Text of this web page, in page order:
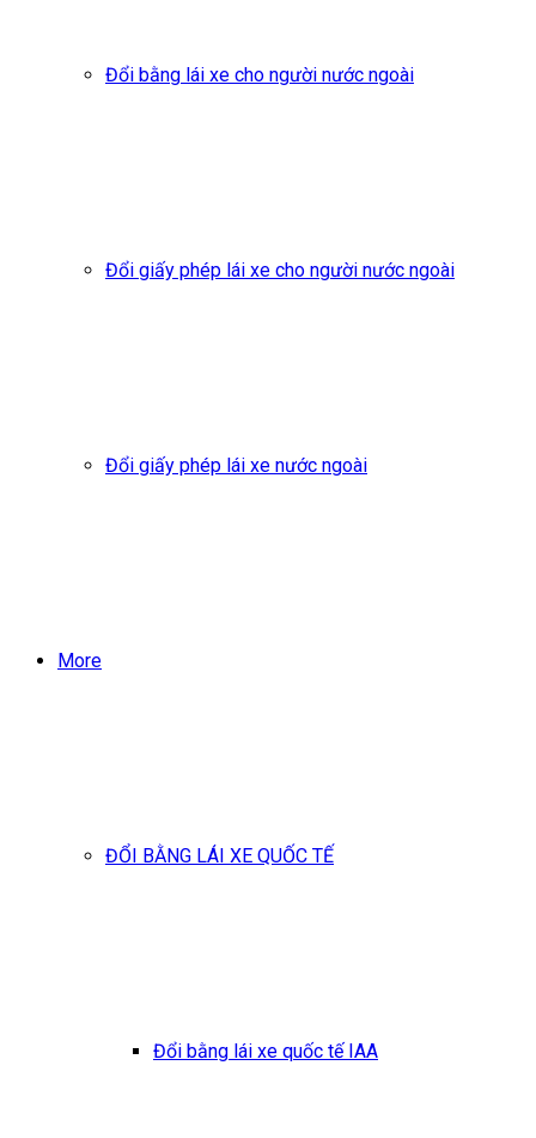
Đổi bằng lái xe cho người nước ngoài
Đổi giấy phép lái xe cho người nước ngoài
Đổi giấy phép lái xe nước ngoài
More
ĐỔI BẰNG LÁI XE QUỐC TẾ
Đổi bằng lái xe quốc tế IAA